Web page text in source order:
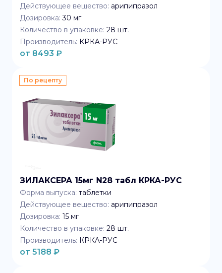
Действующее вещество: арипипразол
Дозировка: 30 мг
Количество в упаковке: 28 шт.
Производитель: КРКА-РУС
от 8493 ₽
По рецепту
ЗИЛАКСЕРА 15мг N28 табл КРКА-РУС
Форма выпуска: таблетки
Действующее вещество: арипипразол
Дозировка: 15 мг
Количество в упаковке: 28 шт.
Производитель: КРКА-РУС
от 5188 ₽